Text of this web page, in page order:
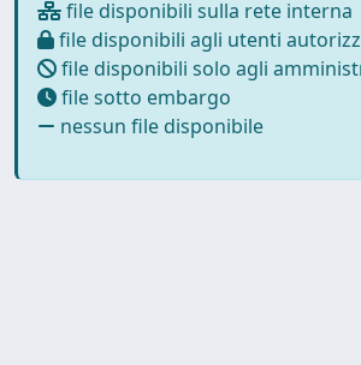
file disponibili sulla rete interna
file disponibili agli utenti
file disponibili solo agli
file sotto embargo
nessun file disponibile